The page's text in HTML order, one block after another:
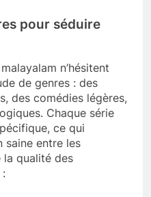
pour séduire
n’hésitent
de genres : des
des comédies légères,
Chaque série
ce qui
saine entre les
la qualité des
: